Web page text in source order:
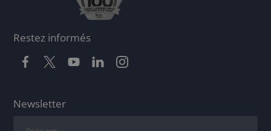
Restez informés
Newsletter